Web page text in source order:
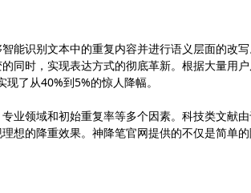
能识别文本中的重复内容并进行语义层面的改
同时，实现表达方式的彻底革新。根据大量用
了从40%到5%的惊人降幅。
业领域和初始重复率等多个因素。科技类文献
想的降重效果。神降笔官网提供的不仅是简单